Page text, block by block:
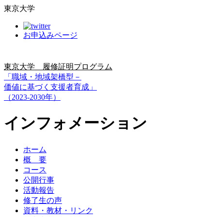
東京大学
お申込みページ
東京大学 履修証明プログラム
「職域・地域架橋型－
価値に基づく支援者育成」
（2023-2030年）
インフォメーション
ホーム
概 要
コース
公開行事
活動報告
修了生の声
資料・教材・リンク